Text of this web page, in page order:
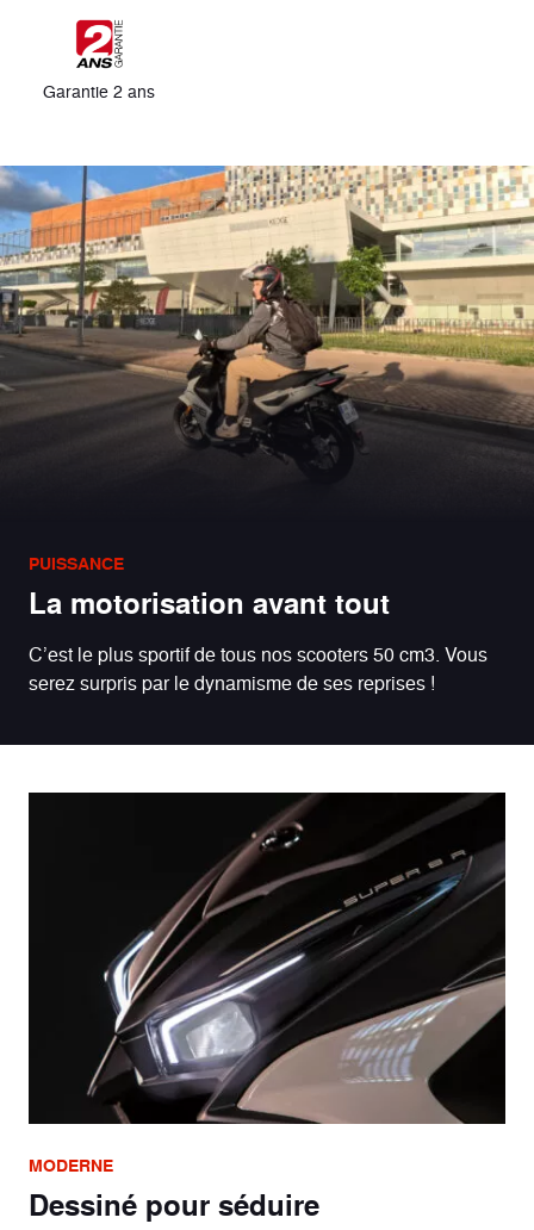
Garantie 2 ans
PUISSANCE
La motorisation avant tout
C’est le plus sportif de tous nos scooters 50 cm3. Vous
serez surpris par le dynamisme de ses reprises !
MODERNE
Dessiné pour séduire